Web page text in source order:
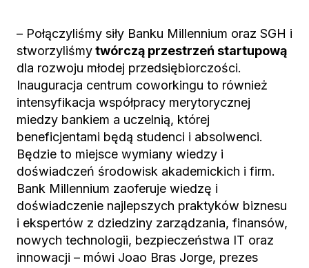
– Połączyliśmy siły Banku Millennium oraz SGH i
stworzyliśmytwórczą przestrzeń startupową
dla rozwoju młodej przedsiębiorczości.
Inauguracja centrum coworkingu to również
intensyfikacja współpracy merytorycznej
miedzy bankiem a uczelnią, której
beneficjentami będą studenci i absolwenci.
Będzie to miejsce wymiany wiedzy i
doświadczeń środowisk akademickich i firm.
Bank Millennium zaoferuje wiedzę i
doświadczenie najlepszych praktyków biznesu
i ekspertów z dziedziny zarządzania, finansów,
nowych technologii, bezpieczeństwa IT oraz
innowacji – mówi Joao Bras Jorge, prezes